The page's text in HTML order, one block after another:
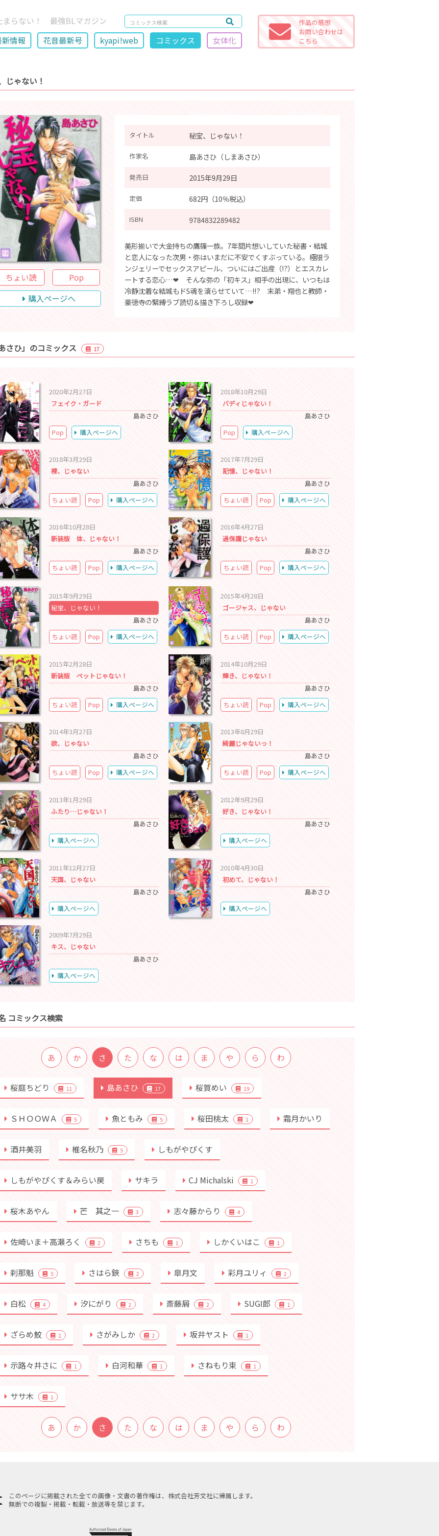
まらない！ 最強BLマガジン
情報
花音最新号 kyapi!web コミックス 女体化
作品の感想
お問い合わせは
こちら
じゃない！
ちょい読
Pop
購入ページへ
タイトル 秘宝、じゃない！
作家名 島あさひ（しまあさひ）
発売日 2015年9月29日
定価 682円（10％税込）
ISBN 9784832289482
美形揃いで大金持ちの鷹篠一族。7年間片想いしていた秘書・結城
と恋人になった次男・弥はいまだに不安でくすぶっている。極限ラ
ンジェリーでセックスアピール、ついにはご出産（!?）とエスカレ
ートする恋心…❤ そんな弥の「初キス」相手の出現に、いつもは
冷静沈着な結城もドS魂を滾らせていて…!!? 末弟・翔也と教師・
豪徳寺の緊縛ラブ読切＆描き下ろし収録❤
さひ」のコミックス 17
2020年2月27日
フェイク・ガード
島あさひ
Pop
購入ページへ
2018年10月29日
バディじゃない！
島あさひ
Pop
購入ページへ
2018年3月29日
裸、じゃない
島あさひ
ちょい読
Pop 購入ページへ
2017年7月29日
記憶、じゃない！
島あさひ
ちょい読
Pop 購入ページへ
2016年10月28日
新装版 体、じゃない！
島あさひ
ちょい読
Pop 購入ページへ
2016年4月27日
過保護じゃない
島あさひ
ちょい読
Pop 購入ページへ
2015年9月29日
秘宝、じゃない！
島あさひ
ちょい読
Pop 購入ページへ
2015年4月28日
ゴージャス、じゃない
島あさひ
ちょい読
Pop 購入ページへ
2015年2月28日
新装版 ペットじゃない！
島あさひ
ちょい読
Pop 購入ページへ
2014年10月29日
輝き、じゃない！
島あさひ
ちょい読
Pop 購入ページへ
2014年3月27日
欲、じゃない
島あさひ
ちょい読
Pop 購入ページへ
2013年8月29日
綺麗じゃないっ！
島あさひ
ちょい読
Pop 購入ページへ
2013年1月29日
ふたり…じゃない！
島あさひ
購入ページへ
2012年9月29日
好き、じゃない！
島あさひ
購入ページへ
2011年12月27日
天国、じゃない
島あさひ
購入ページへ
2010年4月30日
初めて、じゃない！
島あさひ
購入ページへ
2009年7月29日
キス、じゃない
島あさひ
購入ページへ
コミックス検索
あ か さ た な は ま や ら わ
桜庭ちどり 11 島あさひ 17 桜賀めい 19
ＳＨＯＯＷＡ 5 魚ともみ 5 桜田桃太 1 霜月かいり
酒井美羽 椎名秋乃 5 しもがやぴくす
しもがやぴくす＆みらい戻 サキラ CJ Michalski 1
桜木あやん 芒 其之一 3 志々藤からり 4
佐崎いま＋高瀬ろく 2 さちも 1 しかくいはこ 1
刹那魁 5 さはら鋏 2 皐月文 彩月ユリィ 2
白松 4 汐にがり 2 斎藤屑 2 SUGI郎 1
ざらめ鮫 1 さがみしか 2 坂井ヤスト 1
示路々井さに 1 白河和華 1 さねもり束 1
ササ木 1
あ か さ た な は ま や ら わ
このページに掲載された全ての画像・文書の著作権は、株式会社芳文社に帰属します。
無断での複製・掲載・転載・放送等を禁じます。